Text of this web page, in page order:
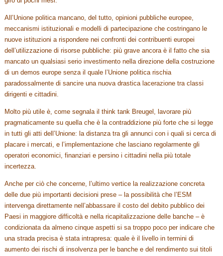
All’Unione politica mancano, del tutto, opinioni pubbliche europee,
meccanismi istituzionali e modelli di partecipazione che costringano le
nuove istituzioni a rispondere nei confronti dei contribuenti europei
dell’utilizzazione di risorse pubbliche: più grave ancora è il fatto che sia
mancato un qualsiasi serio investimento nella direzione della costruzione
di un demos europe senza il quale l’Unione politica rischia
paradossalmente di sancire una nuova drastica lacerazione tra classi
dirigenti e cittadini.
Molto più utile è, come segnala il think tank Breugel, lavorare più
pragmaticamente su quella che è la contraddizione più forte che si legge
in tutti gli atti dell’Unione: la distanza tra gli annunci con i quali si cerca di
placare i mercati, e l’implementazione che lasciano regolarmente gli
operatori economici, finanziari e persino i cittadini nella più totale
incertezza.
Anche per ciò che concerne, l’ultimo vertice la realizzazione concreta
delle due più importanti decisioni prese – la possibilità che l’ESM
intervenga direttamente nell’abbassare il costo del debito pubblico dei
Paesi in maggiore difficoltà e nella ricapitalizzazione delle banche – è
condizionata da almeno cinque aspetti si sa troppo poco per indicare che
una strada precisa è stata intrapresa: quale è il livello in termini di
aumento dei rischi di insolvenza per le banche e del rendimento sui titoli